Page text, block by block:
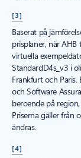
[3]
Baserat på
prisplaner, när AHB
virtuella
StandardD4s_v3 i
Frankfurt och
och Software
beroende på
Priserna gäller från
ändras.
[4]